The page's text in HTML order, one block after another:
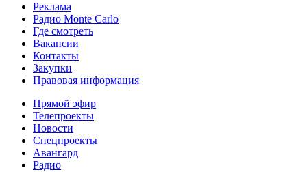
Реклама
Радио Monte Carlo
Где смотреть
Вакансии
Контакты
Закупки
Правовая информация
Прямой эфир
Телепроекты
Новости
Спецпроекты
Авангард
Радио